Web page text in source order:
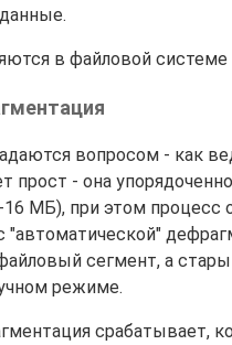
в файловой
вопросом - как
прост - она
МБ), при этом процесс
"автоматической"
сегмент, а
режиме.
срабатывает,